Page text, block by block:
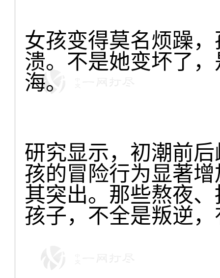
女孩变得莫名烦躁
溃。不是她变坏了
海。
研究显示，初潮前
孩的冒险行为显著
其突出。那些熬夜
孩子，不全是叛逆